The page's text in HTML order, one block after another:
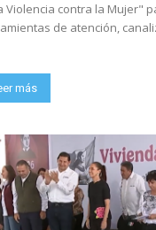
Violencia contra la Mujer"
de atención,
más